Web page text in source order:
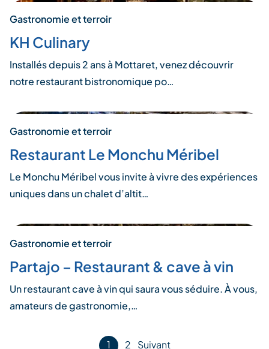
Gastronomie et terroir
KH Culinary
Installés depuis 2 ans à Mottaret, venez découvrir
notre restaurant bistronomique po…
Gastronomie et terroir
Restaurant Le Monchu Méribel
Le Monchu Méribel vous invite à vivre des expériences
uniques dans un chalet d’altit…
Gastronomie et terroir
Partajo – Restaurant & cave à vin
Un restaurant cave à vin qui saura vous séduire. À vous,
amateurs de gastronomie,…
1 2 Suivant